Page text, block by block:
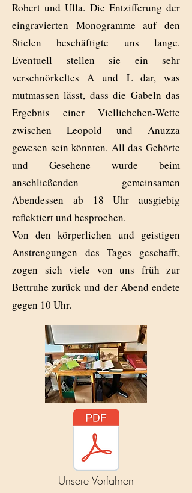
Robert und Ulla. Die Entzifferung der
eingravierten Monogramme auf den
Stielen beschäftigte uns lange.
Eventuell stellen sie ein sehr
verschnörkeltes A und L dar, was
mutmassen lässt, dass die Gabeln das
Ergebnis einer Vielliebchen-Wette
zwischen Leopold und Anuzza
gewesen sein könnten. All das Gehörte
und Gesehene wurde beim
anschließenden gemeinsamen
Abendessen ab 18 Uhr ausgiebig
reflektiert und besprochen.
Von den körperlichen und geistigen
Anstrengungen des Tages geschafft,
zogen sich viele von uns früh zur
Bettruhe zurück und der Abend endete
gegen 10 Uhr.
Unsere Vorfahren